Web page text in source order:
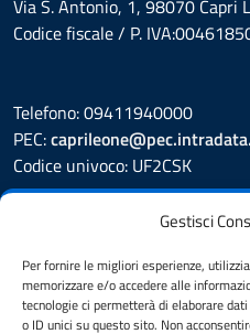
Gestisci
Per fornire le migliori esperienze,
memorizzare e/o accedere alle
tecnologie ci permetterà di elaborare
o ID unici su questo sito. Non
Via S. Antonio, 1, 98070 Capri
Codice fiscale / P.
Telefono: 09411940000
PEC:
Codice univoco: UF2CSK
Prenotazione appuntamento
Segnalazione disservizio
Whistleblower
Amministrazione Trasparente